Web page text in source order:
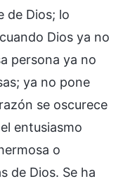
de Dios; lo
Dios ya no
persona ya no
ya no pone
se oscurece
entusiasmo
o
de Dios. Se ha